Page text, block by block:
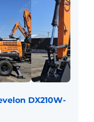
DX210W-